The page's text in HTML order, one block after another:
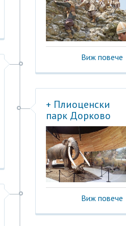
Виж повече
+ Плиоценски
парк Дорково
Виж повече